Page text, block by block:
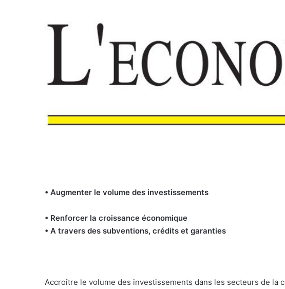
• Augmenter le volume des investissements
• Renforcer la croissance économique
• A travers des subventions, crédits et garanties
Accroître le volume des investissements dans les secteurs de la